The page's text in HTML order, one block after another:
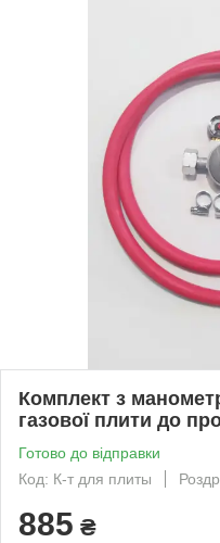
Комплект з
газової плити до
Готово до відправки
Код: К-т для плиты
885 ₴